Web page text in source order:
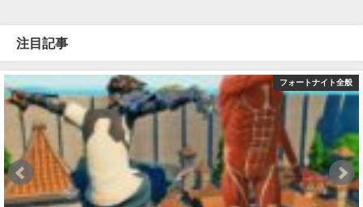
注目記事
フォートナイト全般